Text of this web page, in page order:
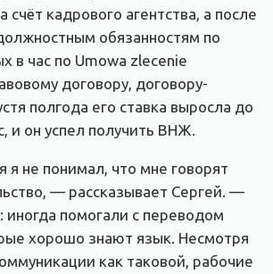
кадрового агентства, а после
обязанностям по
в час по Umowa zlecenie
договору, договору-
полгода его ставка выросла до
и он успел получить ВНЖ.
не понимал, что мне говорят
— рассказывает Сергей. —
иногда помогали с переводом
хорошо знают язык. Несмотря
как таковой, рабочие